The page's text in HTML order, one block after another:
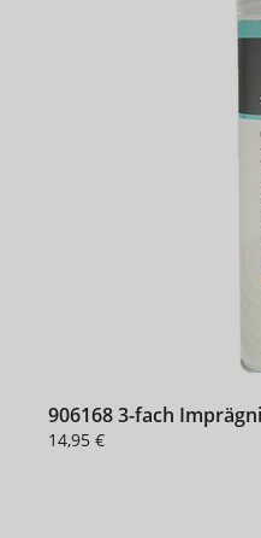
906168 3-fach
14,95 €